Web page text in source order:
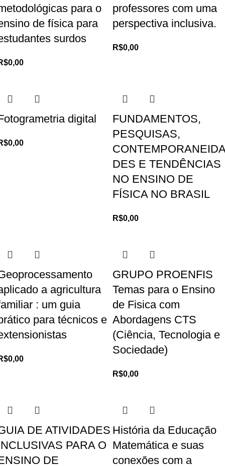
para o
de física para
surdos
0,00
professores com uma
perspectiva inclusiva.
R$0,00
digital
0,00
FUNDAMENTOS,
PESQUISAS,
DES E TENDÊNCIAS
NO ENSINO DE
FÍSICA NO BRASIL
R$0,00
a agricultura
: um guia
para técnicos e
0,00
GRUPO PROENFIS
Temas para o Ensino
de Fisica com
Abordagens CTS
(Ciência, Tecnologia e
Sociedade)
R$0,00
DE ATIVIDADES
PARA O
DE
História da Educação
Matemática e suas
conexões com a